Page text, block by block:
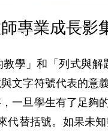
專業成長影
學」和「列式與
文字符號代表的意
一旦學生有了足夠
代替括號。如果未